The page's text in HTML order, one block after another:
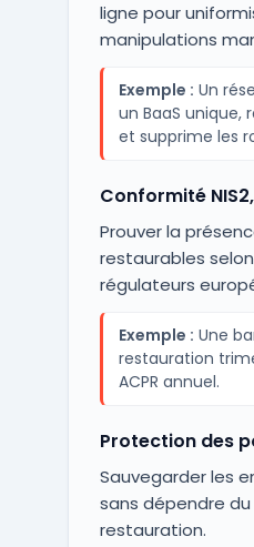
ligne pour
manipulations
Exemple : Un
un BaaS unique,
et supprime les
Conformité
Prouver la
restaurables
régulateurs
Exemple : Une
restauration
ACPR annuel.
Protection des
Sauvegarder les
sans dépendre du
restauration.